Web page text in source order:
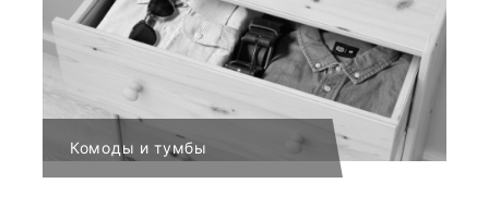
Комоды и тумбы